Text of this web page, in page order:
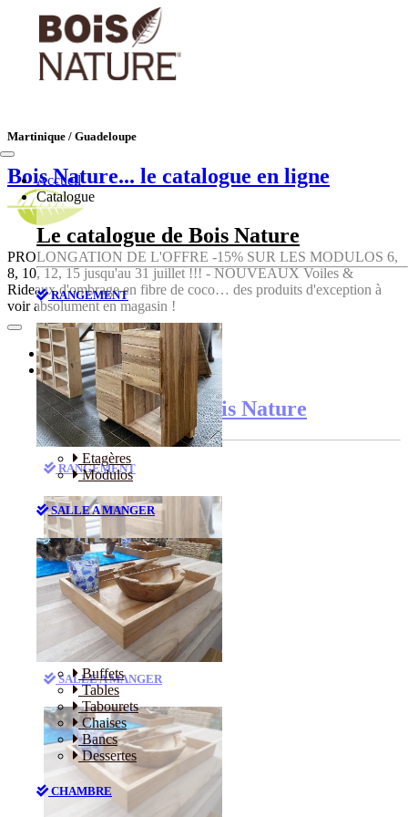
Martinique / Guadeloupe
Bois Nature... le catalogue en ligne
PROLONGATION DE L'OFFRE -15% SUR LES MODULOS 6,
8, 10, 12, 15 jusqu'au 31 juillet !!! - NOUVEAUX Voiles &
Rideaux d'ombrage en fibre de coco… des produits d'exception à
voir absolument en magasin !
Accueil
Catalogue
Le catalogue de Bois Nature
RANGEMENT
Etagères
Modulos
SALLE A MANGER
Buffets
Tables
Tabourets
Chaises
Bancs
Dessertes
CHAMBRE
Accueil
Catalogue
Le catalogue de Bois Nature
RANGEMENT
Etagères
Modulos
SALLE A MANGER